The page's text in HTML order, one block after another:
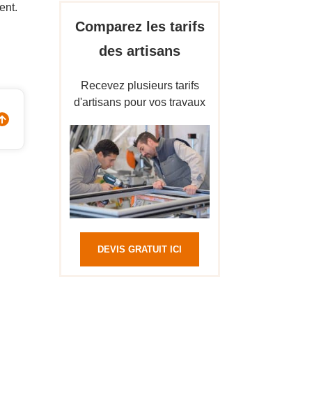
Comparez les tarifs
des artisans
Recevez plusieurs tarifs
d'artisans pour vos travaux
DEVIS GRATUIT ICI